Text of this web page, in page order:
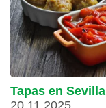
Tapas en Sevilla